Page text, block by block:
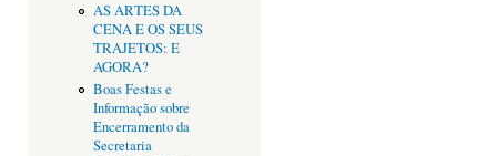
AS ARTES DA
CENA E OS SEUS
TRAJETOS: E
AGORA?
Boas Festas e
Informação sobre
Encerramento da
Secretaria